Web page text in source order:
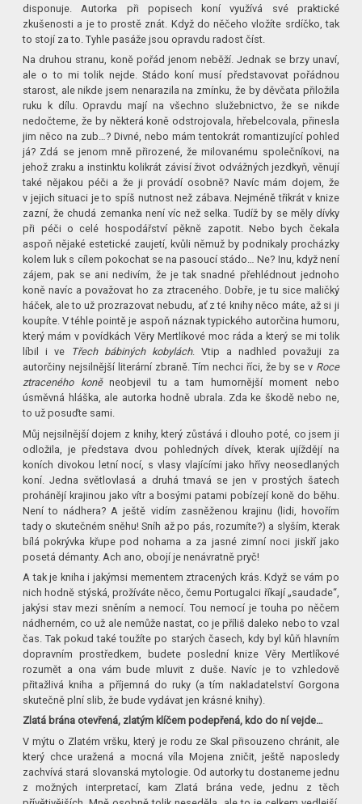
disponuje. Autorka při popisech koní využívá své praktické
zkušenosti a je to prostě znát. Když do něčeho vložíte srdíčko, tak
to stojí za to. Tyhle pasáže jsou opravdu radost číst.
Na druhou stranu, koně pořád jenom neběží. Jednak se brzy unaví,
ale o to mi tolik nejde. Stádo koní musí představovat pořádnou
starost, ale nikde jsem nenarazila na zmínku, že by děvčata přiložila
ruku k dílu. Opravdu mají na všechno služebnictvo, že se nikde
nedočteme, že by některá koně odstrojovala, hřebelcovala, přinesla
jim něco na zub…? Divné, nebo mám tentokrát romantizující pohled
já? Zdá se jenom mně přirozené, že milovanému společníkovi, na
jehož zraku a instinktu kolikrát závisí život odvážných jezdkyň, věnují
také nějakou péči a že ji provádí osobně? Navíc mám dojem, že
v jejich situaci je to spíš nutnost než zábava. Nejméně třikrát v knize
zazní, že chudá zemanka není víc než selka. Tudíž by se měly dívky
při péči o celé hospodářství pěkně zapotit. Nebo bych čekala
aspoň nějaké estetické zaujetí, kvůli němuž by podnikaly procházky
kolem luk s cílem pokochat se na pasoucí stádo… Ne? Inu, když není
zájem, pak se ani nedivím, že je tak snadné přehlédnout jednoho
koně navíc a považovat ho za ztraceného. Dobře, je tu sice maličký
háček, ale to už prozrazovat nebudu, ať z té knihy něco máte, až si ji
koupíte. V téhle pointě je aspoň náznak typického autorčina humoru,
který mám v povídkách Věry Mertlíkové moc ráda a který se mi tolik
líbil i ve
Třech bábiných kobylách. Vtip a nadhled považuji za
autorčiny nejsilnější literární zbraně. Tím nechci říci, že by se v Roce
ztraceného koněneobjevil tu a tam humornější moment nebo
úsměvná hláška, ale autorka hodně ubrala. Zda ke škodě nebo ne,
to už posuďte sami.
Můj nejsilnější dojem z knihy, který zůstává i dlouho poté, co jsem ji
odložila, je představa dvou pohledných dívek, kterak ujíždějí na
koních divokou letní nocí, s vlasy vlajícími jako hřívy neosedlaných
koní. Jedna světlovlasá a druhá tmavá se jen v prostých šatech
prohánějí krajinou jako vítr a bosými patami pobízejí koně do běhu.
Není to nádhera? A ještě vidím zasněženou krajinu (lidi, hovořím
tady o skutečném sněhu! Sníh až po pás, rozumíte?) a slyším, kterak
bílá pokrývka křupe pod nohama a za jasné zimní noci jiskří jako
posetá démanty. Ach ano, obojí je nenávratně pryč!
A tak je kniha i jakýmsi mementem ztracených krás. Když se vám po
nich hodně stýská, prožíváte něco, čemu Portugalci říkají „saudade“,
jakýsi stav mezi sněním a nemocí. Tou nemocí je touha po něčem
nádherném, co už ale nemůže nastat, co je příliš daleko nebo to vzal
čas. Tak pokud také toužíte po starých časech, kdy byl kůň hlavním
dopravním prostředkem, budete poslední knize Věry Mertlíkové
rozumět a ona vám bude mluvit z duše. Navíc je to vzhledově
přitažlivá kniha a příjemná do ruky (a tím nakladatelství Gorgona
skutečně plní slib, že bude vydávat jen krásné knihy).
Zlatá brána otevřená, zlatým klíčem podepřená, kdo do ní vejde…
V mýtu o Zlatém vršku, který je rodu ze Skal přisouzeno chránit, ale
který chce uražená a mocná víla Mojena zničit, ještě naposledy
zachvívá stará slovanská mytologie. Od autorky tu dostaneme jednu
z možných interpretací, kam Zlatá brána vede, jednu z těch